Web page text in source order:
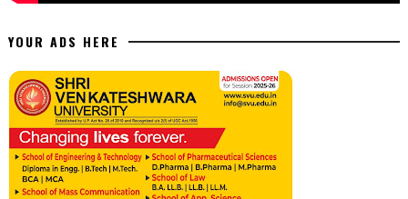
YOUR ADS HERE